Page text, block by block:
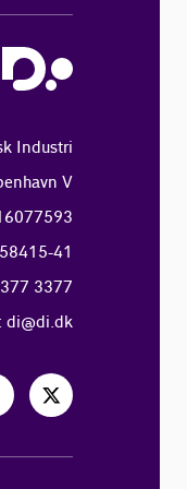
Industri
V
41
3377
di@di.dk